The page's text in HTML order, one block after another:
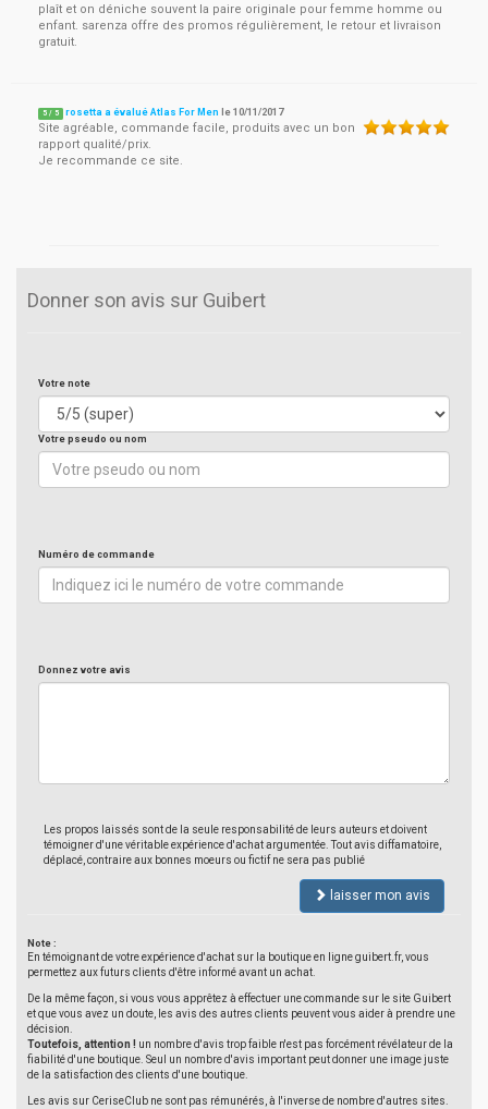
plaît et on déniche souvent la paire originale pour femme homme ou
enfant. sarenza offre des promos régulièrement, le retour et livraison
gratuit.
5 / 5 rosetta a évalué Atlas For Men le10/11/2017
Site agréable, commande facile, produits avec un bon
rapport qualité/prix.
Je recommande ce site.
Donner son avis sur Guibert
Votre note
Votre pseudo ou nom
Numéro de commande
Donnez votre avis
Les propos laissés sont de la seule responsabilité de leurs auteurs et doivent
témoigner d'une véritable expérience d'achat argumentée. Tout avis diffamatoire,
déplacé, contraire aux bonnes moeurs ou fictif ne sera pas publié
laisser mon avis
Note :
En témoignant de votre expérience d'achat sur la boutique en ligne guibert.fr, vous
permettez aux futurs clients d'être informé avant un achat.
De la même façon, si vous vous apprêtez à effectuer une commande sur le site Guibert
et que vous avez un doute, les avis des autres clients peuvent vous aider à prendre une
décision.
Toutefois, attention ! un nombre d'avis trop faible n'est pas forcément révélateur de la
fiabilité d'une boutique. Seul un nombre d'avis important peut donner une image juste
de la satisfaction des clients d'une boutique.
Les avis sur CeriseClub ne sont pas rémunérés, à l'inverse de nombre d'autres sites.